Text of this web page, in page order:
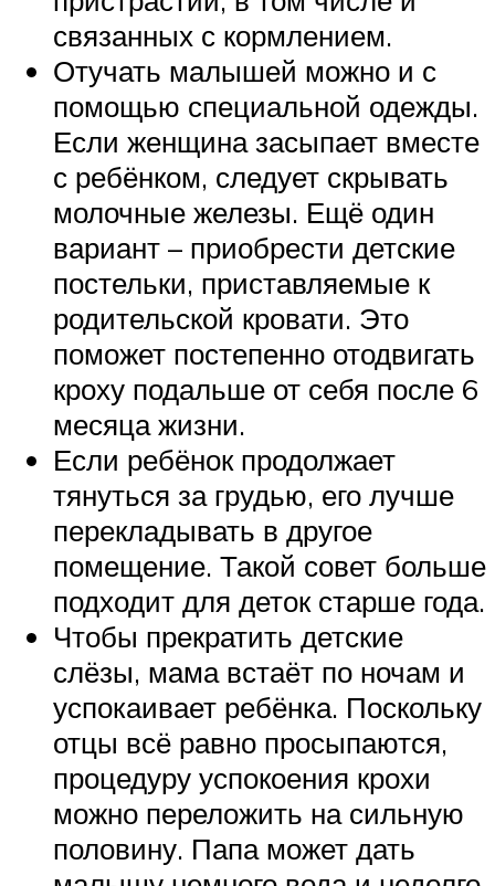
связанных с кормлением.
Отучать малышей можно и с
помощью специальной одежды.
Если женщина засыпает вместе
с ребёнком, следует скрывать
молочные железы. Ещё один
вариант – приобрести детские
постельки, приставляемые к
родительской кровати. Это
поможет постепенно отодвигать
кроху подальше от себя после 6
месяца жизни.
Если ребёнок продолжает
тянуться за грудью, его лучше
перекладывать в другое
помещение. Такой совет больше
подходит для деток старше года.
Чтобы прекратить детские
слёзы, мама встаёт по ночам и
успокаивает ребёнка. Поскольку
отцы всё равно просыпаются,
процедуру успокоения крохи
можно переложить на сильную
половину. Папа может дать